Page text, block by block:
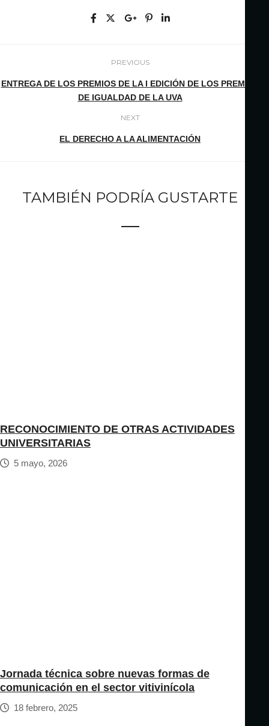
PREVIOUS
ENTREGA DE LOS PREMIOS DE LA I EDICIÓN DE LOS PREMIOS
DE IGUALDAD DE LA UVA
NEXT
EL DERECHO A LA ALIMENTACIÓN
TAMBIÉN PODRÍA GUSTARTE
RECONOCIMIENTO DE OTRAS ACTIVIDADES
UNIVERSITARIAS
5 mayo, 2026
Jornada técnica sobre nuevas formas de
comunicación en el sector vitivinícola
18 febrero, 2025